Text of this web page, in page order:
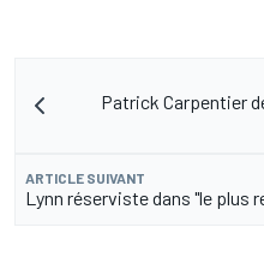
Patrick Carpentier
ARTICLE SUIVANT
Lynn réserviste dans "le plus